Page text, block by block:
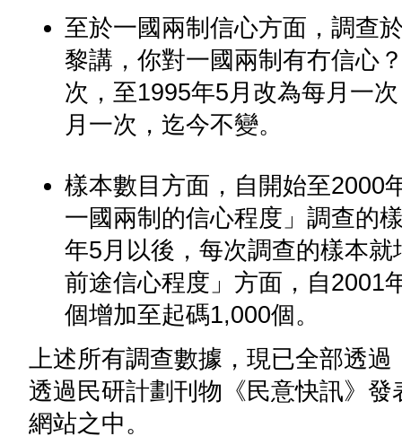
至於一國兩制信心方面，調查
黎講，你對一國兩制有冇信心
次，至1995年5月改為每月一
月一次，迄今不變。
樣本數目方面，自開始至2000
一國兩制的信心程度」調查的
年5月以後，每次調查的樣本
前途信心程度」方面，自2001
個增加至起碼1,000個。
上述所有調查數據，現已全部透
透過民研計劃刊物《民意快訊》
網站之中。